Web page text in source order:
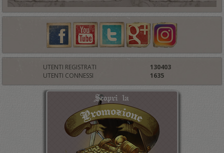
UTENTI REGISTRATI
130403
UTENTI CONNESSI
1635